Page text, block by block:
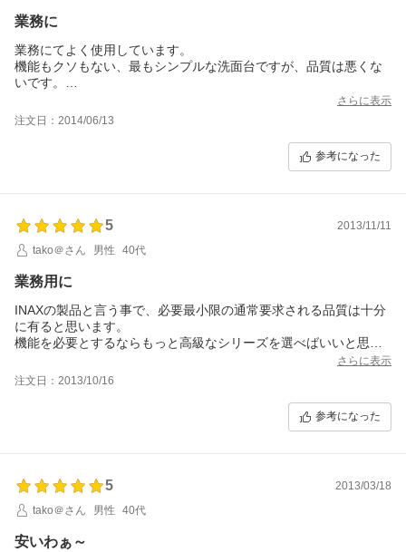
業務に
業務にてよく使用しています。
機能もクソもない、最もシンプルな洗面台ですが、品質は悪くな
いです。
それが分かっていて使うなら全く文句なしだと思います。さらに表示
注文日：2014/06/13
参考になった
5
2013/11/11
tako＠さん
男性 40代
業務用に
INAXの製品と言う事で、必要最小限の通常要求される品質は十分
に有ると思います。
機能を必要とするならもっと高級なシリーズを選べばいいと思い
コストパフォーマンスは最高の部類だと思います。
さらに表示
注文日：2013/10/16
参考になった
5
2013/03/18
tako＠さん
男性 40代
安いわぁ～